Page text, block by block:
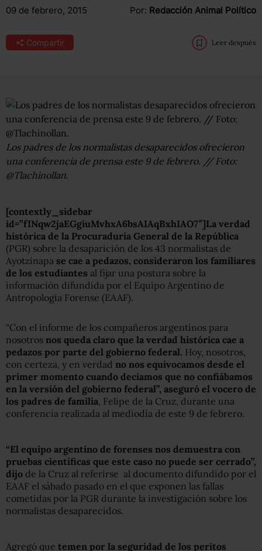
09 de febrero, 2015 Por: Redacción Animal Político
Compartir Leer después
Los padres de los normalistas desaparecidos ofrecieron
una conferencia de prensa este 9 de febrero. // Foto:
@Tlachinollan.
[contextly_sidebar
id=”fINqw2jaEGgiuMvhxA6bsAIAqBxhIAO7″]La verdad
histórica de la Procuraduría General de la República
(PGR) sobre la desaparición de los 43 normalistas de
Ayotzinapa se cae a pedazos, consideraron los familiares
de los estudiantes al fijar una postura sobre la
información difundida por el Equipo Argentino de
Antropología Forense (EAAF).
“Con el informe de los compañeros argentinos para
nosotros nos queda claro que la verdad histórica cae a
pedazos por parte del gobierno federal. Hoy, nosotros,
con certeza, y en verdad no nos equivocamos desde el
primer momento cuando decíamos que no confiábamos
en la versión del gobierno federal”, aseguró el vocero de
los padres de familia, Felipe de la Cruz, durante una
conferencia realizada al mediodía de este 9 de febrero.
“El equipo argentino de forenses nos demuestra con
pruebas científicas que este caso no puede ser cerrado”,
dijo de la Cruz al referirse al documento difundido por el
EAAF el sábado pasado en el que exponen las fallas
cometidas por la PGR durante la investigación sobre los
normalistas desaparecidos.
Agregó que temen por la seguridad de los peritos